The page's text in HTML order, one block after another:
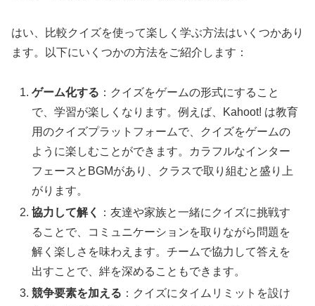
はい、比較クイズを使って楽しく学ぶ方法はいくつかあり
ます。以下にいくつかの方法をご紹介します：
ゲーム化する ：クイズをゲームの形式にすること
で、学習が楽しくなります。例えば、Kahoot! は教育
用のクイズプラットフォームで、クイズをゲームの
ように楽しむことができます。カラフルなインター
フェースとBGMがあり、クラスで取り組むと盛り上
がります。
協力して解く
：友達や家族と一緒にクイズに挑戦す
ることで、コミュニケーションを取りながら問題を
解く楽しさを味わえます。チームで協力して答えを
出すことで、絆を深めることもできます。
競争要素を加える ：クイズにタイムリミットを設け